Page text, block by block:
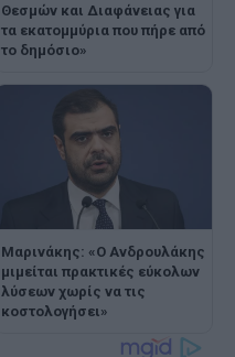
Θεσμών και Διαφάνειας για
τα εκατομμύρια που πήρε από
το δημόσιο»
Μαρινάκης: «Ο Ανδρουλάκης
μιμείται πρακτικές εύκολων
λύσεων χωρίς να τις
κοστολογήσει»